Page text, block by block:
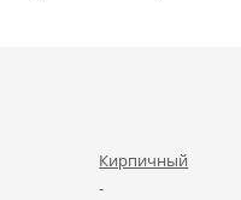
Кирпичный
-